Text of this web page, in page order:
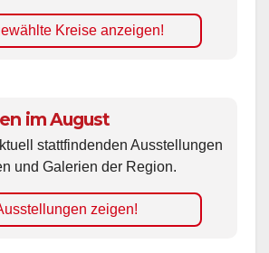
Kreise anzeigen!
im August
stattfindenden Ausstellungen
und Galerien der Region.
zeigen!